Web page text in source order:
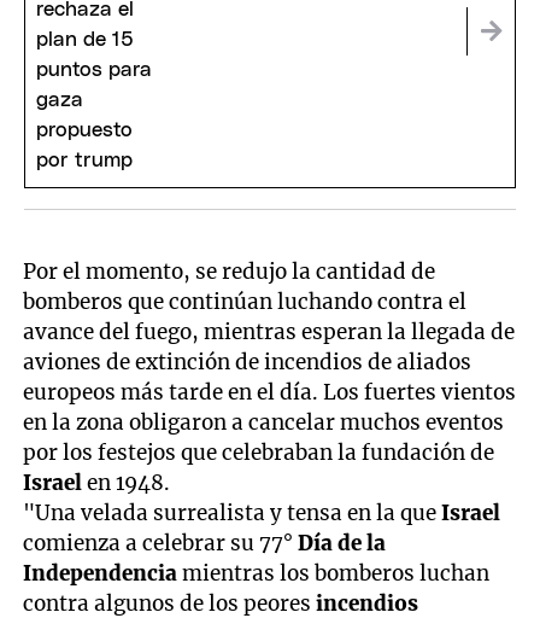
Por el momento, se redujo la cantidad de
bomberos que continúan luchando contra el
avance del fuego, mientras esperan la llegada de
aviones de extinción de incendios de aliados
europeos más tarde en el día. Los fuertes vientos
en la zona obligaron a cancelar muchos eventos
por los festejos que celebraban la fundación de
Israelen 1948.
"Una velada surrealista y tensa en la queIsrael
comienza a celebrar su 77°Día de la
Independenciamientras los bomberos luchan
contra algunos de los peoresincendios